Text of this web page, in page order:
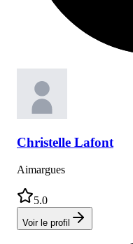
Christelle Lafont
Aimargues
5.0
Voir le profil